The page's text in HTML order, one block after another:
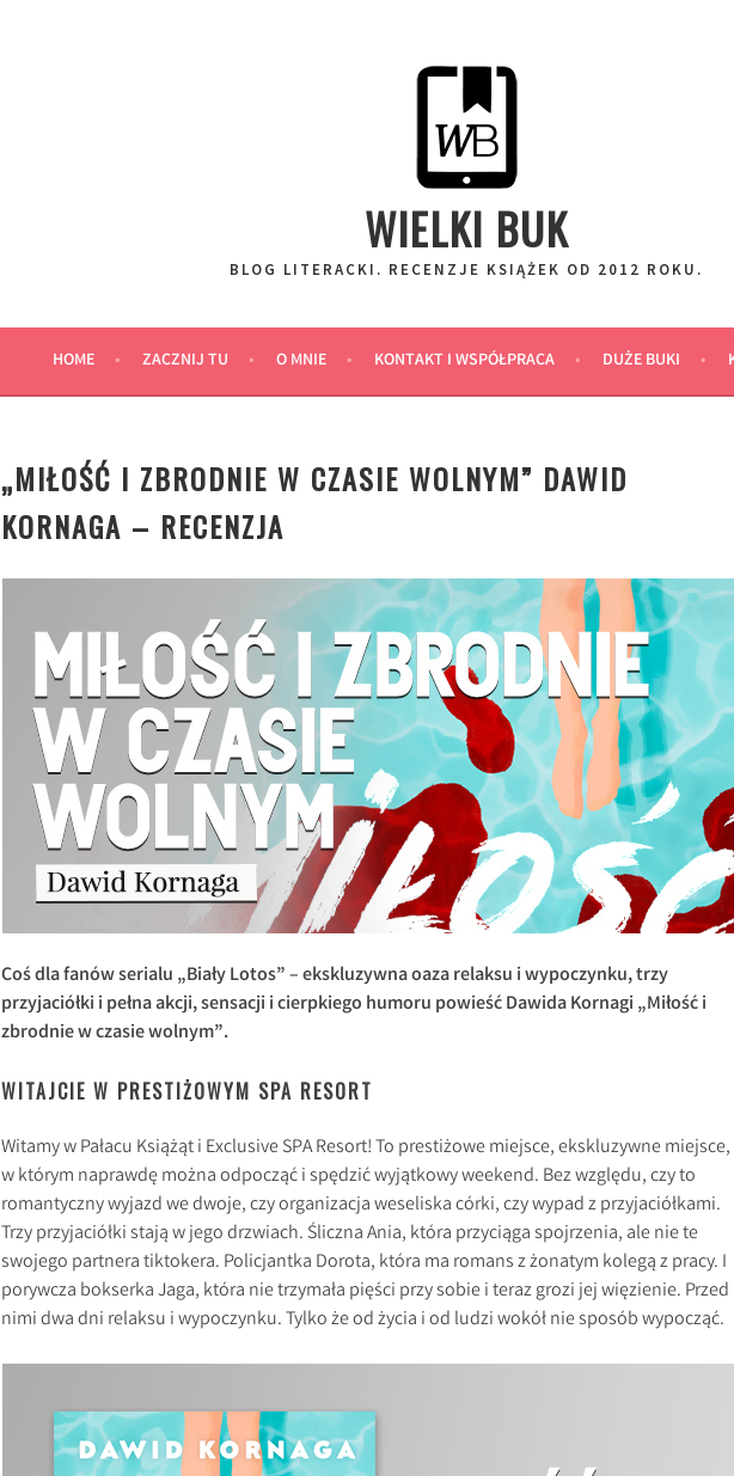
WIELKI BUK
BLOG LITERACKI. RECENZJE KSIĄŻEK OD 2012 ROKU.
HOME ZACZNIJ TU O MNIE KONTAKT I WSPÓŁPRACA DUŻE BUKI
„MIŁOŚĆ I ZBRODNIE W CZASIE WOLNYM” DAWID
KORNAGA – RECENZJA
Coś dla fanów serialu „Biały Lotos” – ekskluzywna oaza relaksu i wypoczynku, trzy
przyjaciółki i pełna akcji, sensacji i cierpkiego humoru powieść Dawida Kornagi „Miłość i
zbrodnie w czasie wolnym”.
WITAJCIE W PRESTIŻOWYM SPA RESORT
Witamy w Pałacu Książąt i Exclusive SPA Resort! To prestiżowe miejsce, ekskluzywne miejsce,
w którym naprawdę można odpocząć i spędzić wyjątkowy weekend. Bez względu, czy to
romantyczny wyjazd we dwoje, czy organizacja weseliska córki, czy wypad z przyjaciółkami.
Trzy przyjaciółki stają w jego drzwiach. Śliczna Ania, która przyciąga spojrzenia, ale nie te
swojego partnera tiktokera. Policjantka Dorota, która ma romans z żonatym kolegą z pracy. I
porywcza bokserka Jaga, która nie trzymała pięści przy sobie i teraz grozi jej więzienie. Przed
nimi dwa dni relaksu i wypoczynku. Tylko że od życia i od ludzi wokół nie sposób wypocząć.